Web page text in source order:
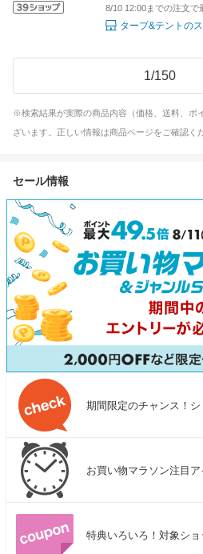
8/10 12:00までの注文で
タープ&テントの
1/150
※検索結果が実際の商品内容（価格、送料、ポ
ざいます。正しい情報は商品ページをご確認く
セール情報
期間限定のチャンス！
お買い物マラソン注目
特典いろいろ！対象シ